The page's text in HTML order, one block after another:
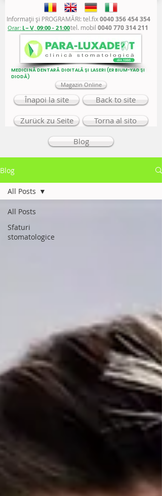
Informaţii şi PROGRAMĂRI: tel.fix0040 356 454 354
tel. mobil 0040 770 314 211
Orar: L - V, 09:00 - 21:00
MEDICINĂ DENTARĂ DIGITALĂ ȘI LASERI (ERBIUM-YAG ȘI
DIODĂ)
Magazin Online
Înapoi la site Back to site
Zurück zu Seite Torna al sito
Blog
Blog
All Posts
Sfaturi
stomatologice
All Posts